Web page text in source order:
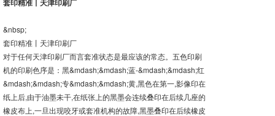
套印精准丨天津印刷厂
&nbsp;
套印精准丨天津印刷厂
对于任何天津印刷厂而言套准状态是最应该的常态。五色印刷
机的印刷色序是：黑&mdash;&mdash;蓝-&mdash;&mdash;红
&mdash;&mdash;专&mdash;&mdash;黄,黑色在第一,影像印在
纸上后,由于油墨未干,在纸张上的黑墨会连续叠印在后续几座的
橡皮布上,一旦出现咬牙或套准机构的故障,黑墨叠印在后续橡皮